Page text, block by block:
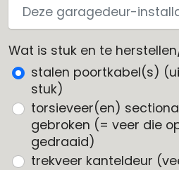
Wat is stuk en te
stalen poortkabel(s)
stuk)
torsieveer(en)
gebroken (= veer die
gedraaid)
trekveer kanteldeur